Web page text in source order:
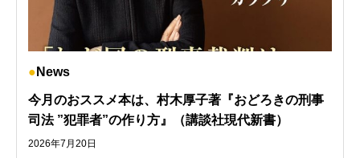
News
今月のおススメ本は、村木厚子著『おどろきの刑事
司法 ”犯罪者”の作り方』（講談社現代新書）
2026年7月20日